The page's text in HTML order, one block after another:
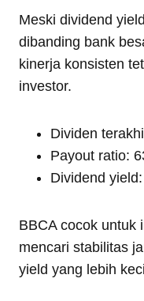
Meski dividend
dibanding bank
kinerja konsisten
investor.
Dividen
Payout ratio:
Dividend
BBCA cocok untuk
mencari stabilitas
yield yang lebih